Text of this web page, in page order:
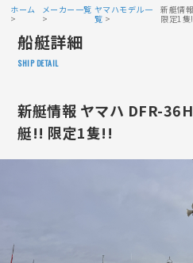
ホーム メーカー一覧 ヤマハモデル一
覧
新艇情
限定1隻
船艇詳細
SHIP DETAIL
新艇情報 ヤマハ DFR-
艇!! 限定1隻!!